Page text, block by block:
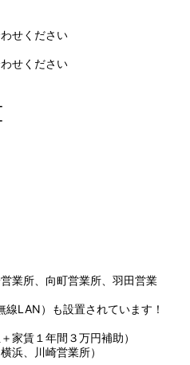
せください
せください
業所、向町営業所、羽田営業
LAN）も設置されています！
家賃１年間３万円補助）
浜、川崎営業所）